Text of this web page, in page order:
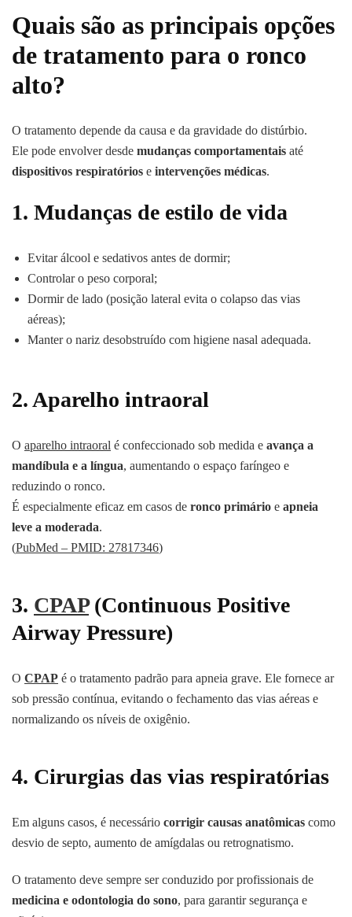
Quais são as principais opções
de tratamento para o ronco
alto?
O tratamento depende da causa e da gravidade do distúrbio.
Ele pode envolver desde mudanças comportamentais até
dispositivos respiratórios e intervenções médicas.
1. Mudanças de estilo de vida
Evitar álcool e sedativos antes de dormir;
Controlar o peso corporal;
Dormir de lado (posição lateral evita o colapso das vias
aéreas);
Manter o nariz desobstruído com higiene nasal adequada.
2. Aparelho intraoral
O aparelho intraoral é confeccionado sob medida e avança a
mandíbula e a língua, aumentando o espaço faríngeo e
reduzindo o ronco.
É especialmente eficaz em casos de ronco primário e apneia
leve a moderada.
(PubMed – PMID: 27817346)
3. CPAP (Continuous Positive
Airway Pressure)
O CPAP é o tratamento padrão para apneia grave. Ele fornece ar
sob pressão contínua, evitando o fechamento das vias aéreas e
normalizando os níveis de oxigênio.
4. Cirurgias das vias respiratórias
Em alguns casos, é necessário corrigir causas anatômicas como
desvio de septo, aumento de amígdalas ou retrognatismo.
O tratamento deve sempre ser conduzido por profissionais de
medicina e odontologia do sono, para garantir segurança e